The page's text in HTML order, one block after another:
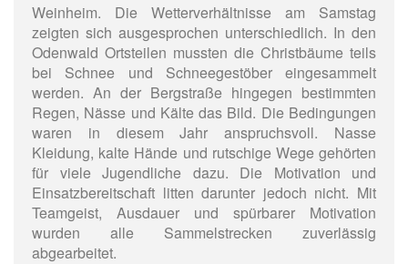
Weinheim. Die Wetterverhältnisse am Samstag
zeigten sich ausgesprochen unterschiedlich. In den
Odenwald Ortsteilen mussten die Christbäume teils
bei Schnee und Schneegestöber eingesammelt
werden. An der Bergstraße hingegen bestimmten
Regen, Nässe und Kälte das Bild. Die Bedingungen
waren in diesem Jahr anspruchsvoll. Nasse
Kleidung, kalte Hände und rutschige Wege gehörten
für viele Jugendliche dazu. Die Motivation und
Einsatzbereitschaft litten darunter jedoch nicht. Mit
Teamgeist, Ausdauer und spürbarer Motivation
wurden alle Sammelstrecken zuverlässig
abgearbeitet.